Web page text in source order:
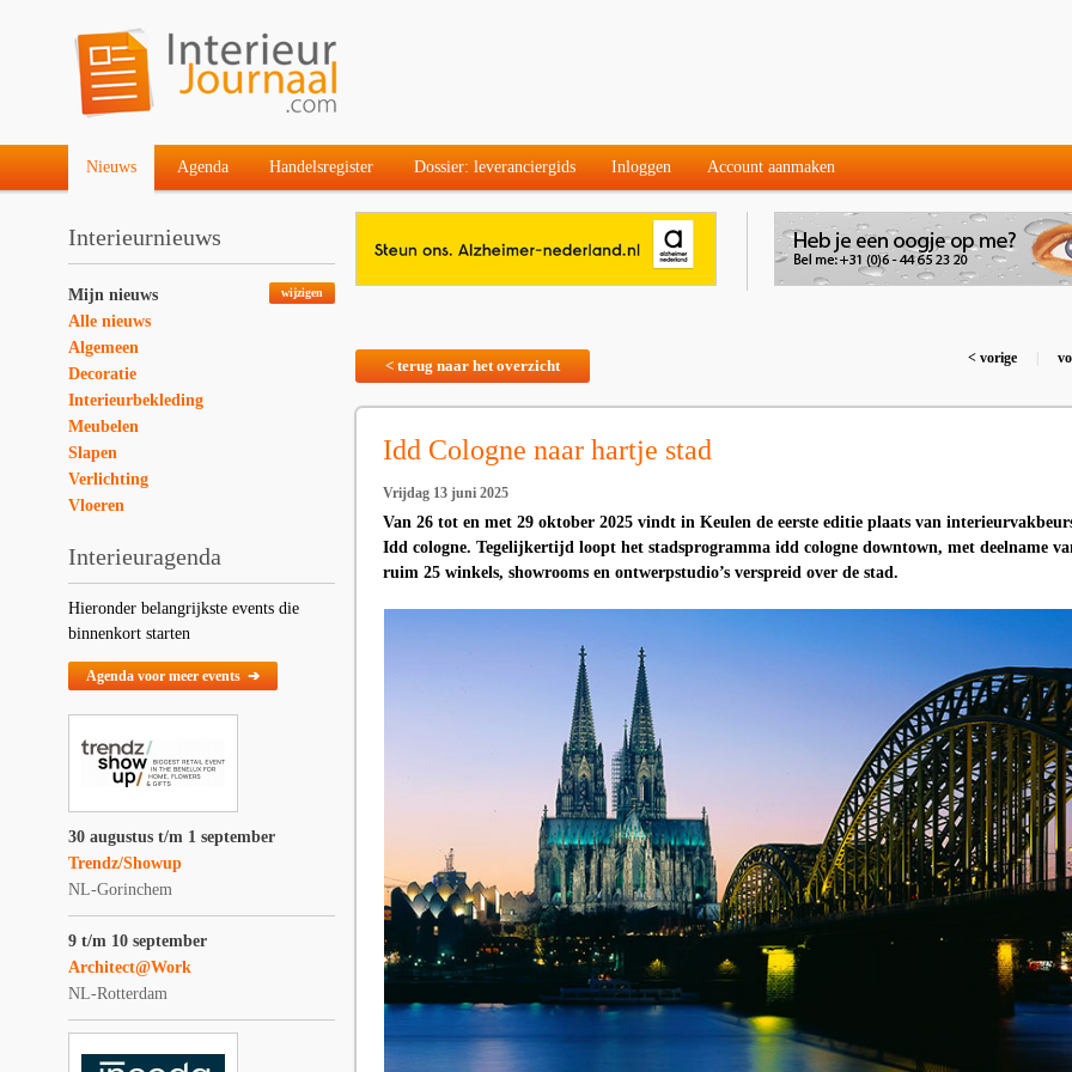
Nieuws Agenda Handelsregister Dossier: leveranciergids Inloggen Account aanmaken
Interieurnieuws
wijzigen
Mijn nieuws
Alle nieuws
Algemeen
Decoratie
Interieurbekleding
Meubelen
Slapen
Verlichting
Vloeren
Interieuragenda
Hieronder belangrijkste events die
binnenkort starten
Agenda voor meer events ➔
30 augustus t/m 1 september
Trendz/Showup
NL-Gorinchem
9 t/m 10 september
Architect@Work
NL-Rotterdam
< terug naar het overzicht < vorige
Idd Cologne naar hartje stad
Vrijdag 13 juni 2025
Van 26 tot en met 29 oktober 2025 vindt in Keulen de eerste editie plaats van
Idd cologne. Tegelijkertijd loopt het stadsprogramma idd cologne downtown, met deelname
ruim 25 winkels, showrooms en ontwerpstudio’s verspreid over de stad.